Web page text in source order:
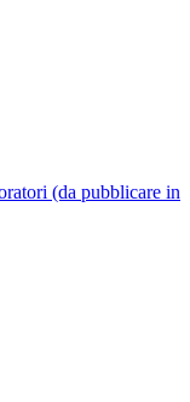
(da pubblicare in